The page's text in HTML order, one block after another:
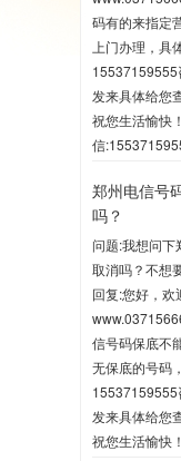
码有的来指定
上门办理，具
15537159555
发来具体给您
祝您生活愉快
信
郑州电信号
吗？
问题:我想问下
取消吗？不想
回复:您好，欢
信号码保底不
无保底的号码
15537159555
发来具体给您
祝您生活愉快